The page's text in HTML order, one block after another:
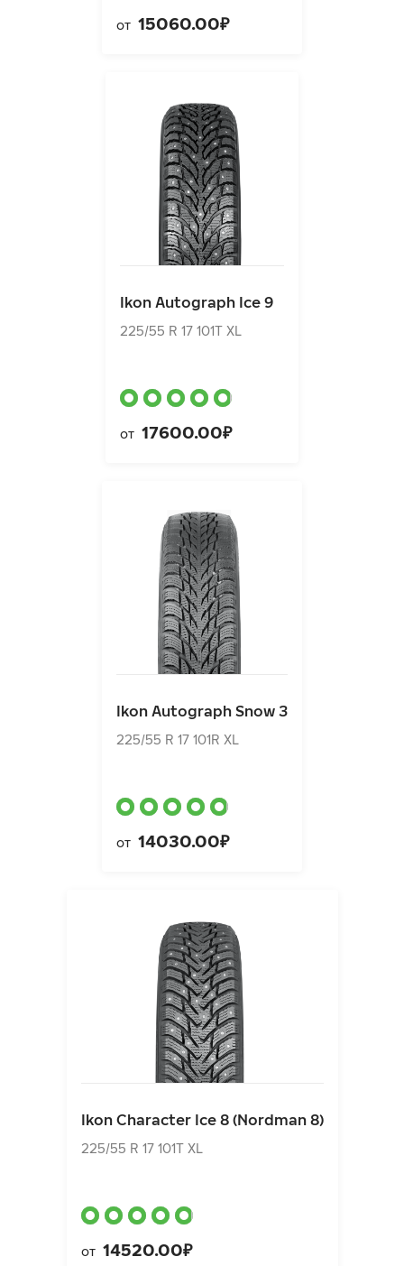
от 15060.00₽
Ikon Autograph Ice 9
225/55 R 17 101T XL
от 17600.00₽
Ikon Autograph Snow 3
225/55 R 17 101R XL
от 14030.00₽
Ikon Character Ice 8 (Nordman 8)
225/55 R 17 101T XL
от 14520.00₽
Ikon Autograph Ice 9
225/55 R 17 101T XL
от17600.00₽
Ikon Autograph Snow 3
225/55 R 17 101R XL
от14030.00₽
Ikon Character Ice 8 (Nordman 8)
225/55 R 17 101T XL
от14520.00₽